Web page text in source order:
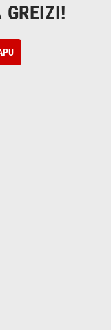
GREIZI!